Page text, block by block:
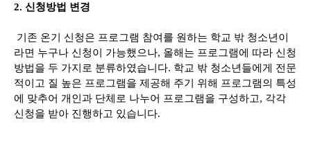
2. 신청방법 변경
기존 온기 신청은 프로그램 참여를 원하는 학교 밖 청소년이
라면 누구나 신청이 가능했으나, 올해는 프로그램에 따라 신청
방법을 두 가지로 분류하였습니다. 학교 밖 청소년들에게 전문
적이고 질 높은 프로그램을 제공해 주기 위해 프로그램의 특성
에 맞추어 개인과 단체로 나누어 프로그램을 구성하고, 각각
신청을 받아 진행하고 있습니다.